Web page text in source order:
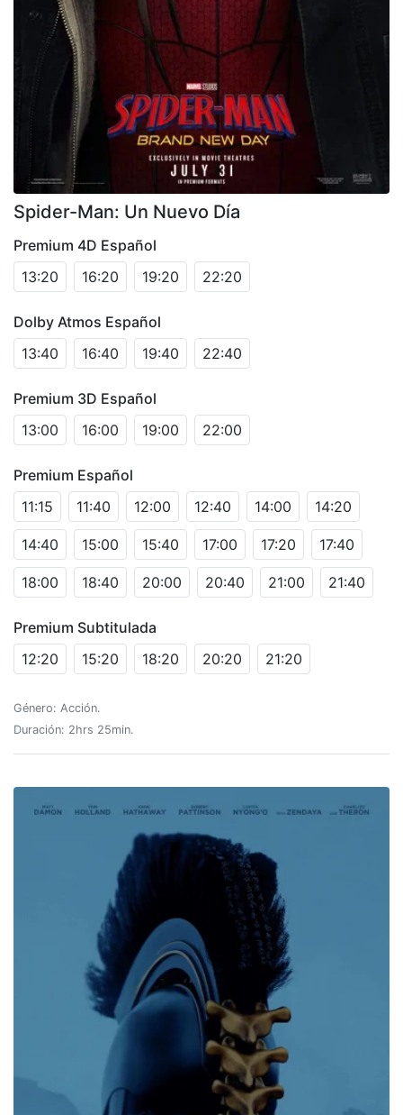
Spider-Man: Un Nuevo Día
Premium 4D Español
13:20
16:20 19:20 22:20
Dolby Atmos Español
13:40
16:40 19:40 22:40
Premium 3D Español
13:00
16:00 19:00 22:00
Premium Español
11:15
11:40 12:00 12:40 14:00 14:20
14:40 15:00 15:40 17:00 17:20 17:40
18:00 18:40 20:00 20:40 21:00 21:40
Premium Subtitulada
12:20
15:20 18:20 20:20 21:20
Género: Acción.
Duración: 2hrs 25min.